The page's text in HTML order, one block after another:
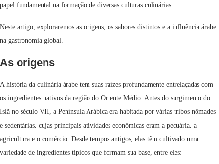
papel fundamental na formação de diversas culturas culinárias.
Neste artigo, exploraremos as origens, os sabores distintos e a influência árabe
na gastronomia global.
As origens
A história da culinária árabe tem suas raízes profundamente entrelaçadas com
os ingredientes nativos da região do Oriente Médio. Antes do surgimento do
Islã no século VII, a Península Arábica era habitada por várias tribos nômades
e sedentárias, cujas principais atividades econômicas eram a pecuária, a
agricultura e o comércio. Desde tempos antigos, elas têm cultivado uma
variedade de ingredientes típicos que formam sua base, entre eles: